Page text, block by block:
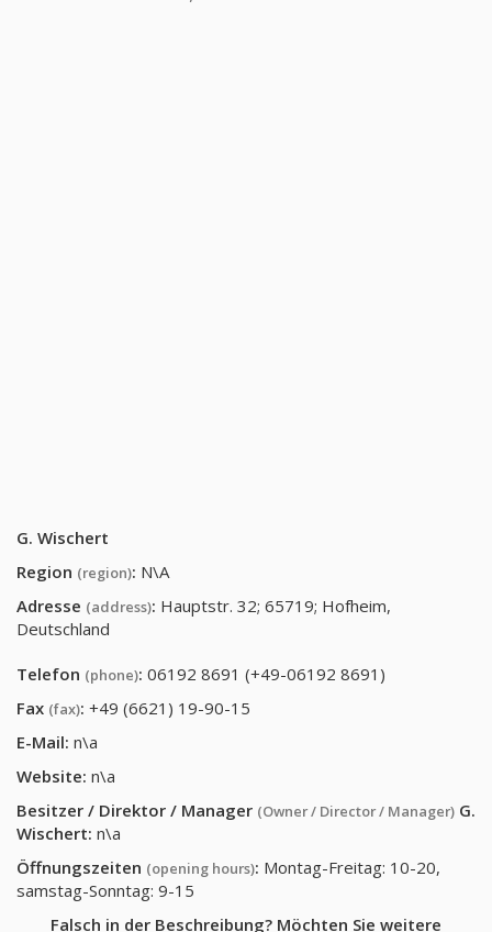
G. Wischert
Region (region): N\A
Adresse (address): Hauptstr. 32; 65719; Hofheim,
Deutschland
Telefon (phone): 06192 8691 (+49-06192 8691)
Fax (fax): +49 (6621) 19-90-15
E-Mail: n\a
Website: n\a
Besitzer / Direktor / Manager (Owner / Director / Manager) G.
Wischert: n\a
Öffnungszeiten (opening hours): Montag-Freitag: 10-20,
samstag-Sonntag: 9-15
Falsch in der Beschreibung? Möchten Sie weitere